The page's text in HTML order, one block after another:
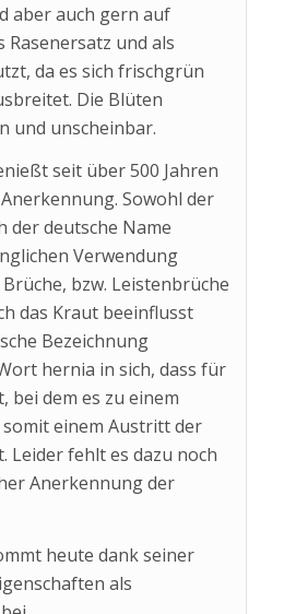
aber auch gern auf
Rasenersatz und als
da es sich frischgrün
Die Blüten
und unscheinbar.
seit über 500 Jahren
Sowohl der
der deutsche Name
Verwendung
bzw. Leistenbrüche
das Kraut beeinflusst
Bezeichnung
hernia in sich, dass für
bei dem es zu einem
einem Austritt der
Leider fehlt es dazu noch
Anerkennung der
heute dank seiner
als